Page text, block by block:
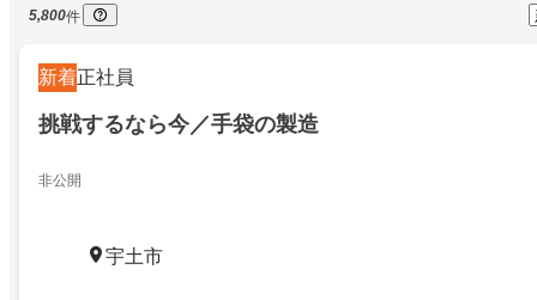
5,800件
新着正社員
挑戦するなら今／手袋の製造
非公開
宇土市